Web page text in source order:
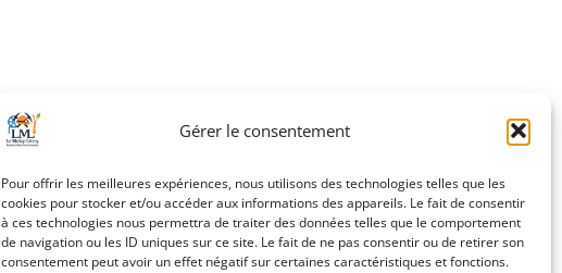
Gérer le consentement
Pour offrir les meilleures expériences, nous utilisons des technologies telles que les
cookies pour stocker et/ou accéder aux informations des appareils. Le fait de consentir
à ces technologies nous permettra de traiter des données telles que le comportement
de navigation ou les ID uniques sur ce site. Le fait de ne pas consentir ou de retirer son
consentement peut avoir un effet négatif sur certaines caractéristiques et fonctions.